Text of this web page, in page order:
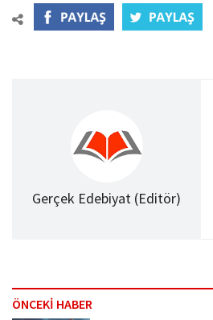
Gerçek Edebiyat (Editör)
ÖNCEKİ HABER